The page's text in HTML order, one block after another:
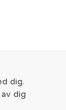
dig.
av dig